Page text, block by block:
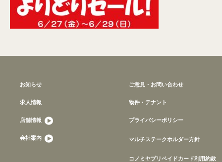
お知らせ
求人情報
店舗情報
会社案内
ご意見・お問い合わせ
物件・テナント
プライバシーポリシー
マルチステークホルダー方針
コノミヤプリペイドカード利用約款